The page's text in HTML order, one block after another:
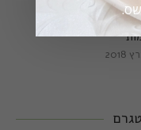
כרישה טבעוניות